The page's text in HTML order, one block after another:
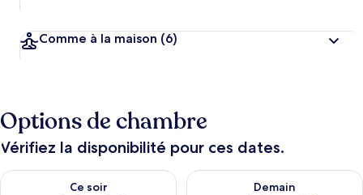
Comme à la maison (6)
Options de chambre
Vérifiez la disponibilité pour ces dates.
Ce soir
Vérifier la disponibilité pour ce soir août 9 - août 10
Demain
Vérifier la disponibilité pour